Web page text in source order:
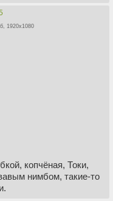
1920x1080
копчёная, Токи,
нимбом, такие-то